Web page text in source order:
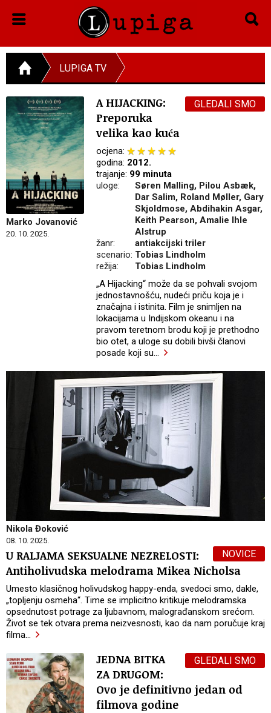
LUPIGA TV
Marko Jovanović
20. 10. 2025.
GLEDALI SMO
A HIJACKING:
Preporuka
velika kao kuća
ocjena:
godina: 2012.
trajanje: 99 minuta
uloge:
Søren Malling, Pilou Asbæk,
Dar Salim, Roland Møller, Gary
Skjoldmose, Abdihakin Asgar,
Keith Pearson, Amalie Ihle
Alstrup
žanr:
antiakcijski triler
scenario: Tobias Lindholm
režija:
Tobias Lindholm
„A Hijacking“ može da se pohvali svojom
jednostavnošću, nudeći priču koja je i
značajna i istinita. Film je snimljen na
lokacijama u Indijskom okeanu i na
pravom teretnom brodu koji je prethodno
bio otet, a uloge su dobili bivši članovi
posade koji su…
Nikola Đoković
08. 10. 2025.
NOVICE
U RALJAMA SEKSUALNE NEZRELOSTI:
Antiholivudska melodrama Mikea Nicholsa
Umesto klasičnog holivudskog happy-enda, svedoci smo, dakle,
„topljenju osmeha“. Time se implicitno kritikuje melodramska
opsednutost potrage za ljubavnom, malograđanskom srećom.
Život se tek otvara prema neizvesnosti, kao da nam poručuje kraj
filma…
GLEDALI SMO
JEDNA BITKA
ZA DRUGOM:
Ovo je definitivno jedan od
filmova godine